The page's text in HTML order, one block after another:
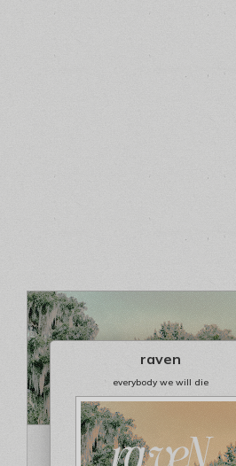
raven
everybody we will die